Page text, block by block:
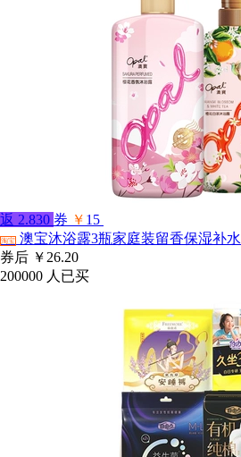
返 2.830 券 ￥ 15
淘宝 澳宝沐浴露3瓶家庭装留香保湿补水
券后 ￥26.20
200000 人已买